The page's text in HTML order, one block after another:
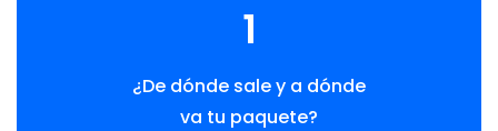
1
¿De dónde sale y a dónde
va tu paquete?